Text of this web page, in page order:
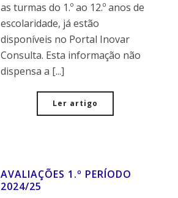
as turmas do 1.º ao 12.º anos de
escolaridade, já estão
disponíveis no Portal Inovar
Consulta. Esta informação não
dispensa a [...]
Ler artigo
AVALIAÇÕES 1.º PERÍODO
2024/25